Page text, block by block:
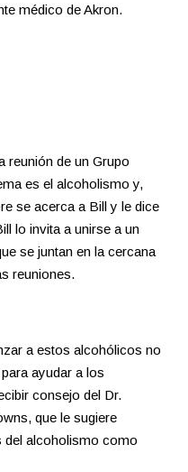
médico de Akron.
reunión de un Grupo
es el alcoholismo y,
se acerca a Bill y le dice
lo invita a unirse a un
se juntan en la cercana
reuniones.
a estos alcohólicos no
ayudar a los
consejo del Dr.
que le sugiere
del alcoholismo como